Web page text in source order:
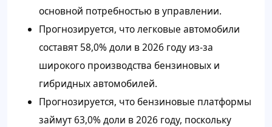
основной потребностью в управлении.
Прогнозируется, что легковые автомобили
составят 58,0% доли в 2026 году из-за
широкого производства бензиновых и
гибридных автомобилей.
Прогнозируется, что бензиновые платформы
займут 63,0% доли в 2026 году, поскольку